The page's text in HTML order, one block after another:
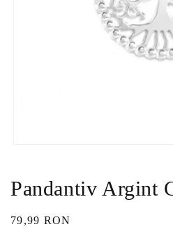
1
într-
modală
Pandantiv Argint
Preț
79,99 RON